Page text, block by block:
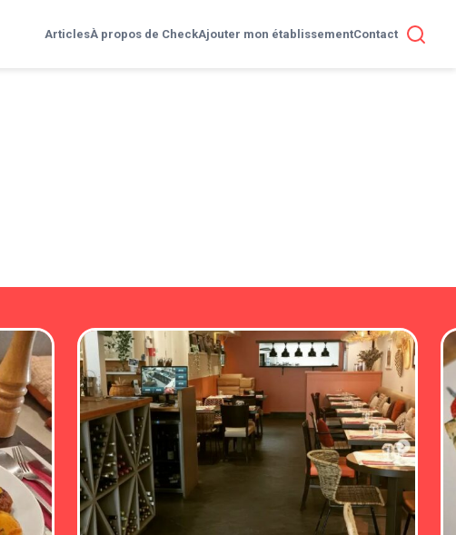
ArticlesÀ propos de CheckAjouter mon établissementContact